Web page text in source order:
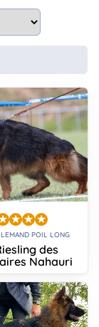
POIL LONG
des
Nahauri